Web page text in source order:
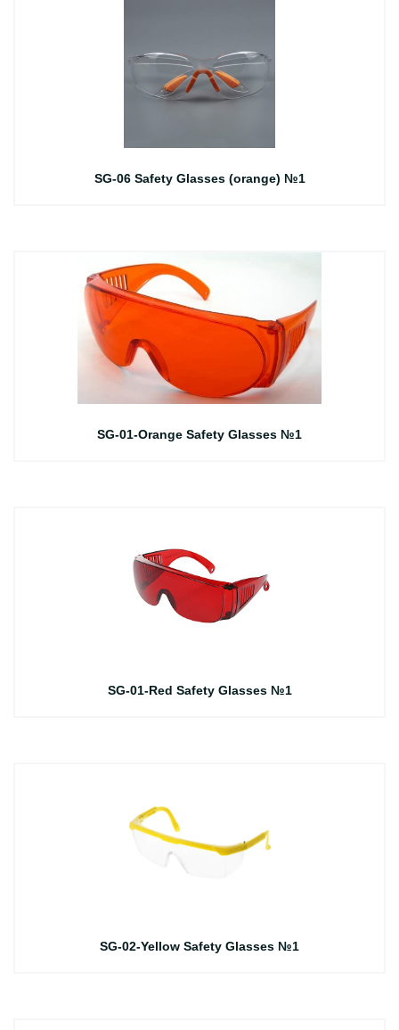
SG-06 Safety Glasses (orange) №1
SG-01-Orange Safety Glasses №1
SG-01-Red Safety Glasses №1
SG-02-Yellow Safety Glasses №1